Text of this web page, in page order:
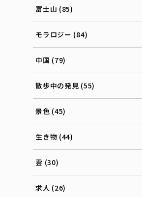
富士山 (85)
モラロジー (84)
中国 (79)
散歩中の発見 (55)
景色 (45)
生き物 (44)
雲 (30)
求人 (26)